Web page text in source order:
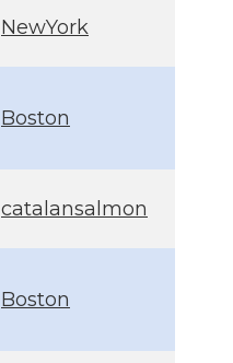
NewYork
Boston
catalansalmon
Boston